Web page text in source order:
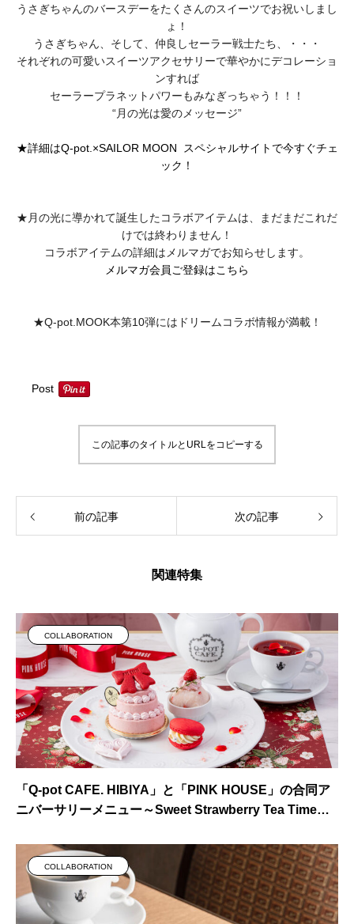
うさぎちゃんのバースデーをたくさんのスイーツでお祝いしまし
ょ ！
うさぎちゃん、そして、仲良しセーラー戦士たち、・・・
それぞれの可愛いスイーツアクセサリーで華やかにデコレーショ
ンすれば
セーラープラネットパワーもみなぎっちゃう！！！
“月の光は愛のメッセージ”
★詳細はQ-pot.×SAILOR MOON スペシャルサイトで今すぐチェ
ック！
★月の光に導かれて誕生したコラボアイテムは、
まだまだこれだ
けでは終わりません！
コラボアイテムの詳細はメルマガでお知らせします。
メルマガ会員ご登録はこちら
★Q-pot.MOOK本第10弾にはドリームコラボ情報が満載！
Post
この記事のタイトルとURLをコピーする
前の記事 次の記事
関連特集
COLLABORATION
「Q-pot CAFE. HIBIYA」と「PINK HOUSE」の合同ア
ニバーサリーメニュー～Sweet Strawberry Tea Time～
COLLABORATION